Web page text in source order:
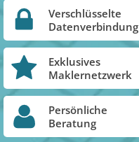
Verschlüsselte
Datenverbindung
Exklusives
Maklernetzwerk
Persönliche
Beratung